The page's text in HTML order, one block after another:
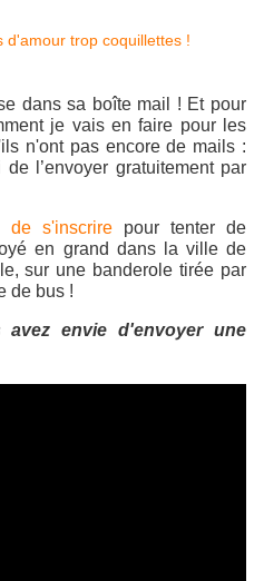
dans sa boîte mail ! Et pour
je vais en faire pour les
n'ont pas encore de mails :
l’envoyer gratuitement par
de s'inscrirepour tenter de
en grand dans la ville de
sur une banderole tirée par
de bus !
envie d'envoyer une